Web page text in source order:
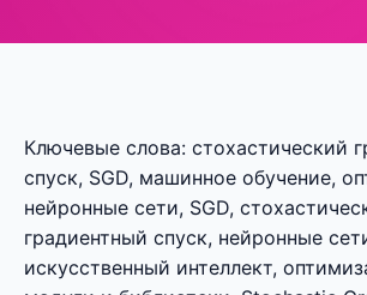
Ключевые слова: стохастический
спуск, SGD, машинное обучение,
нейронные сети, SGD,
градиентный спуск, нейронные
искусственный интеллект,